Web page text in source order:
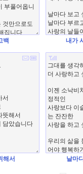
백 내가
해서 날마